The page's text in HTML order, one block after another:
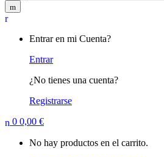
My
Entrar en mi Cuenta?
Entrar
¿No tienes una cuenta?
Registrarse
0 0,00 €
No hay productos en el carrito.